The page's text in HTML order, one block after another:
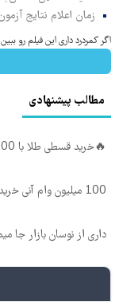
زمان اعلام نتایج
اگر کمردرد داری این فیلم رو
مطالب پیشنهادی
🔥خرید قسطی طلا با 100 میلیون تومان وام فوری🔥
100 میلیون وام آنی خرید طلا (بازپرداخت 12 ماهه)
داری از نوسان بازار جا